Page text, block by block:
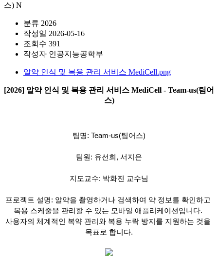
스) N
분류 2026
작성일 2026-05-16
조회수 391
작성자 인공지능공학부
알약 인식 및 복용 관리 서비스 MediCell.png
[2026] 알약 인식 및 복용 관리 서비스 MediCell - Team-us(팀어
스)
팀명: Team-us(팀어스)
팀원: 유선희, 서지은
지도교수: 박화진 교수님
프로젝트 설명: 알약을 촬영하거나 검색하여 약 정보를 확인하고
복용 스케줄을 관리할 수 있는 모바일 애플리케이션입니다.
사용자의 체계적인 복약 관리와 복용 누락 방지를 지원하는 것을
목표로 합니다.